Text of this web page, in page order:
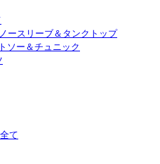
ノースリーブ＆タンクトップ
ソー＆チュニック
て